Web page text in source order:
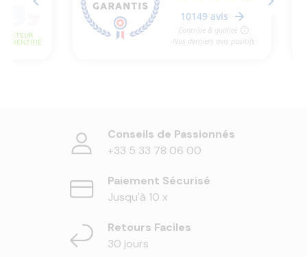
Conseils de Passionnés
+33 5 33 78 06 00
Paiement Sécurisé
Jusqu'à 10 x
Retours Faciles
30 jours